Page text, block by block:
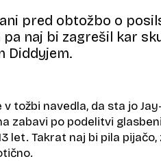
pred obtožbo o
naj bi zagrešil kar
Diddyjem.
tožbi navedla, da sta jo
zabavi po podelitvi
let. Takrat naj bi pila